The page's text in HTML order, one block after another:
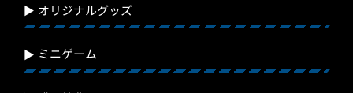
オリジナルグッズ
ミニゲーム